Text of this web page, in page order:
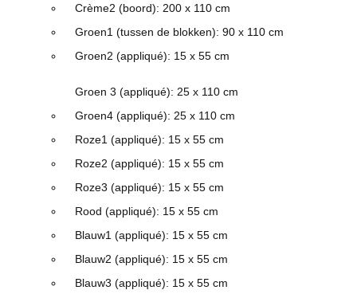
Crème2 (boord): 200 x 110 cm
Groen1 (tussen de blokken): 90 x 110 cm
Groen2 (appliqué): 15 x 55 cm
Groen 3 (appliqué): 25 x 110 cm
Groen4 (appliqué): 25 x 110 cm
Roze1 (appliqué): 15 x 55 cm
Roze2 (appliqué): 15 x 55 cm
Roze3 (appliqué): 15 x 55 cm
Rood (appliqué): 15 x 55 cm
Blauw1 (appliqué): 15 x 55 cm
Blauw2 (appliqué): 15 x 55 cm
Blauw3 (appliqué): 15 x 55 cm